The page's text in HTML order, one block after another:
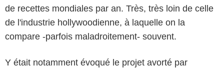
de recettes mondiales par an. Très, très loin de celle
de l'industrie hollywoodienne, à laquelle on la
compare -parfois maladroitement- souvent.
Y était notamment évoqué le projet avorté par